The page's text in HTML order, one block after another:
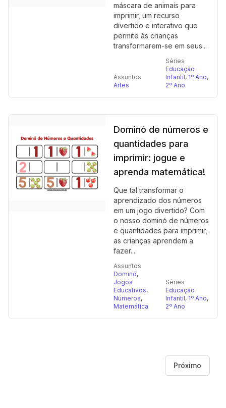
máscara de animais para
imprimir, um recurso
divertido e interativo que
permite às crianças
transformarem-se em seus...
Assuntos
Artes
Séries
Educação
Infantil, 1º Ano,
2º Ano
Dominó de números e
quantidades para
imprimir: jogue e
aprenda matemática!
Que tal transformar o
aprendizado dos números
em um jogo divertido? Com
o nosso dominó de números
e quantidades para imprimir,
as crianças aprendem a
fazer...
Assuntos
Dominó,
Jogos
Educativos,
Números,
Matemática
Séries
Educação
Infantil, 1º Ano,
2º Ano
Próximo